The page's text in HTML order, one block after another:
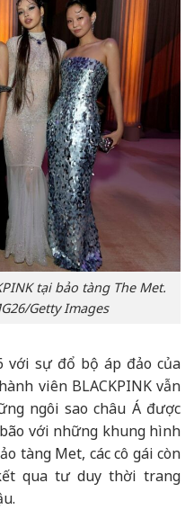
tại bảo tàng The Met.
Getty Images
với sự đổ bộ áp đảo của
viên BLACKPINK vẫn
ngôi sao châu Á được
với những khung hình
tàng Met, các cô gái còn
qua tư duy thời trang